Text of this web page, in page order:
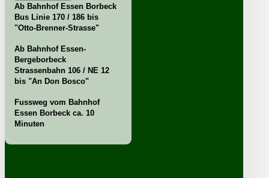
Ab Bahnhof Essen Borbeck
Bus Linie 170 / 186 bis
"Otto-Brenner-Strasse"
Ab Bahnhof Essen-
Bergeborbeck
Strassenbahn 106 / NE 12
bis "An Don Bosco"
Fussweg vom Bahnhof
Essen Borbeck ca. 10
Minuten